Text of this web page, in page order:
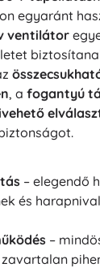
egyaránt
ventilátor
, a fogantyú
– elegendő
és
–